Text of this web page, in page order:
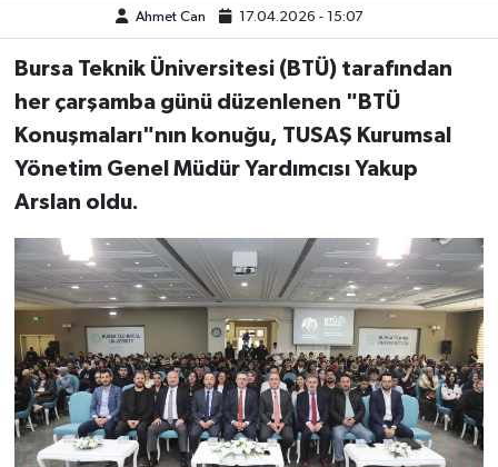
Ahmet Can 17.04.2026 - 15:07
Bursa Teknik Üniversitesi (BTÜ) tarafından
her çarşamba günü düzenlenen "BTÜ
Konuşmaları"nın konuğu, TUSAŞ Kurumsal
Yönetim Genel Müdür Yardımcısı Yakup
Arslan oldu.